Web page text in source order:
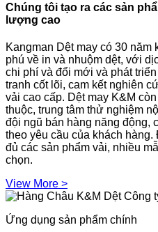
Chúng tôi tạo ra các sản
lượng cao
Kangman Dệt may có 30
phú về in và nhuộm dệt, với
chi phí và đổi mới và phát
tranh cốt lõi, cam kết nghiên
vải cao cấp. Dệt may K&M
thuộc, trung tâm thử nghiệm
đội ngũ bán hàng năng động,
theo yêu cầu của khách
đủ các sản phẩm vải, nhiều
chọn.
View More >
Ứng dụng sản phẩm chính